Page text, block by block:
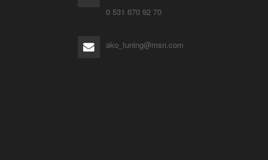
0 531 670 92 70
ako_tuning@msn.com